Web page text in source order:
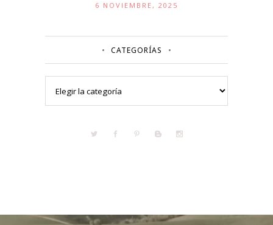
6 NOVIEMBRE, 2025
CATEGORÍAS